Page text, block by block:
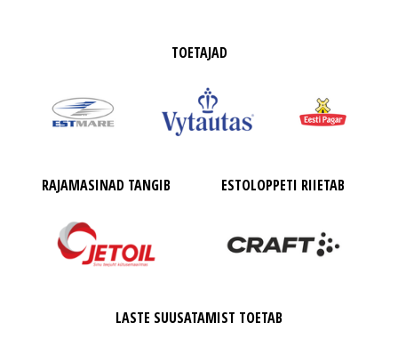
TOETAJAD
RAJAMASINAD TANGIB ESTOLOPPETI RIIETAB
LASTE SUUSATAMIST TOETAB